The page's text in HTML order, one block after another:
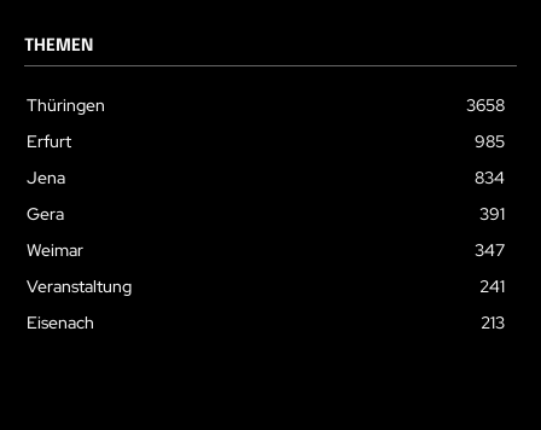
THEMEN
Thüringen
3658
Erfurt
985
Jena
834
Gera
391
Weimar
347
Veranstaltung
241
Eisenach
213